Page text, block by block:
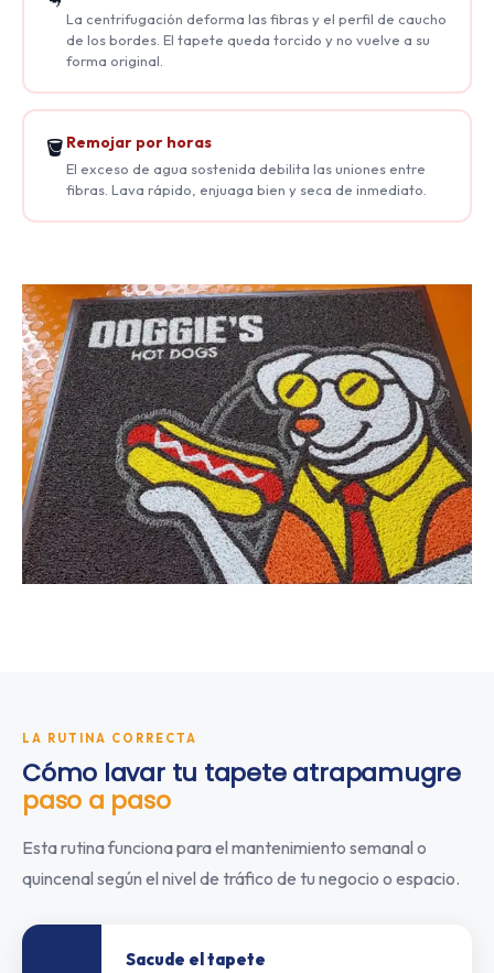
La centrifugación deforma las fibras y el perfil de caucho
de los bordes. El tapete queda torcido y no vuelve a su
forma original.
🪣 Remojar por horas
El exceso de agua sostenida debilita las uniones entre
fibras. Lava rápido, enjuaga bien y seca de inmediato.
LA RUTINA CORRECTA
Cómo lavar tu tapete atrapamugre
paso a paso
Esta rutina funciona para el mantenimiento semanal o
quincenal según el nivel de tráfico de tu negocio o espacio.
Sacude el tapete